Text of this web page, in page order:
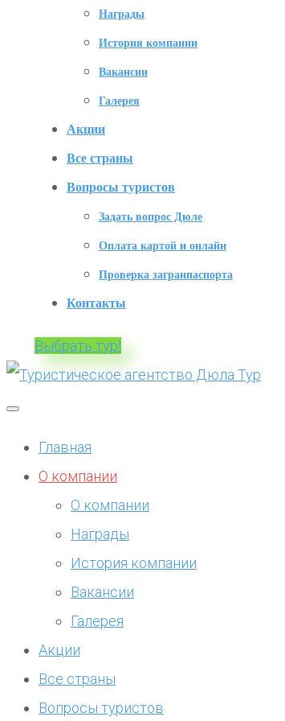
Награды
История компании
Вакансии
Галерея
Акции
Все страны
Вопросы туристов
Задать вопрос Дюле
Оплата картой и онлайн
Проверка загранпаспорта
Контакты
Выбрать тур!
Главная
О компании
О компании
Награды
История компании
Вакансии
Галерея
Акции
Все страны
Вопросы туристов